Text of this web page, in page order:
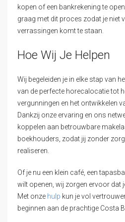
kopen of een bankrekening te
graag met dit proces zodat je niet
verrassingen komt te staan.
Hoe Wij Je Helpen
Wij begeleiden je in elke stap van
van de perfecte horecalocatie tot
vergunningen en het ontwikkelen
Dankzij onze ervaring en ons
koppelen aan betrouwbare
boekhouders, zodat jij zonder
realiseren.
Of je nu een klein café, een
wilt openen, wij zorgen ervoor dat
Met onze hulp kun je vol
beginnen aan de prachtige Costa